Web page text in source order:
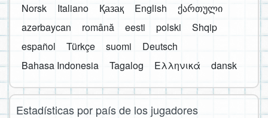
Norsk
Italiano Қазақ English
ქართული
azərbaycan
română eesti polski
Shqip
español
Türkçe suomi
Deutsch
Bahasa Indonesia
Tagalog Ελληνικά dansk
Estadísticas por país de los jugadores